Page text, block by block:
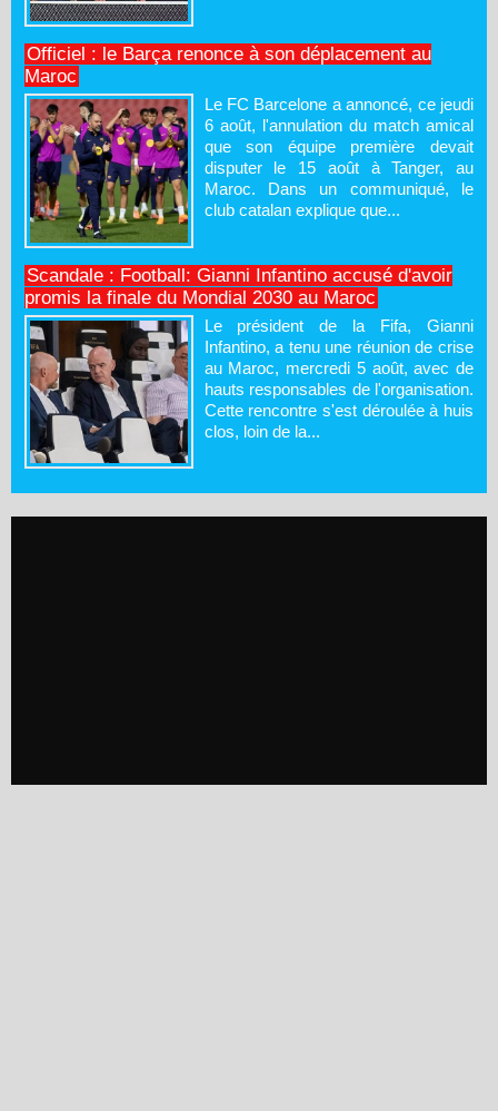
Officiel : le Barça renonce à son déplacement au
Maroc
Le FC Barcelone a annoncé, ce jeudi
6 août, l'annulation du match amical
que son équipe première devait
disputer le 15 août à Tanger, au
Maroc. Dans un communiqué, le
club catalan explique que...
Scandale : Football: Gianni Infantino accusé d'avoir
promis la finale du Mondial 2030 au Maroc
Le président de la Fifa, Gianni
Infantino, a tenu une réunion de crise
au Maroc, mercredi 5 août, avec de
hauts responsables de l'organisation.
Cette rencontre s'est déroulée à huis
clos, loin de la...